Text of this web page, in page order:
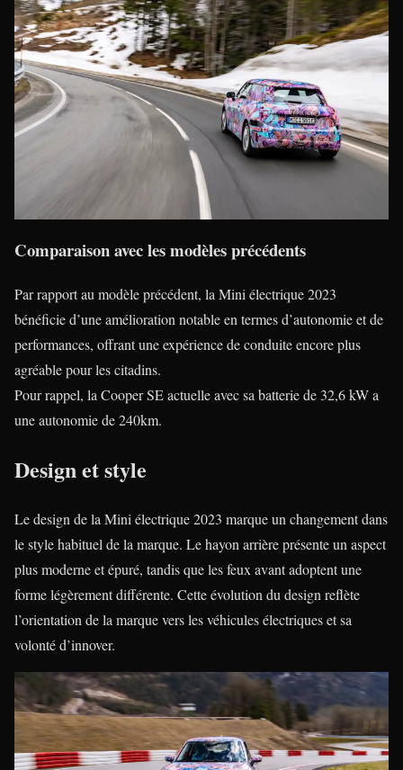
Comparaison avec les modèles précédents
Par rapport au modèle précédent, la Mini électrique 2023
bénéficie d’une amélioration notable en termes d’autonomie et de
performances, offrant une expérience de conduite encore plus
agréable pour les citadins.
Pour rappel, la Cooper SE actuelle avec sa batterie de 32,6 kW a
une autonomie de 240km.
Design et style
Le design de la Mini électrique 2023 marque un changement dans
le style habituel de la marque. Le hayon arrière présente un aspect
plus moderne et épuré, tandis que les feux avant adoptent une
forme légèrement différente. Cette évolution du design reflète
l’orientation de la marque vers les véhicules électriques et sa
volonté d’innover.